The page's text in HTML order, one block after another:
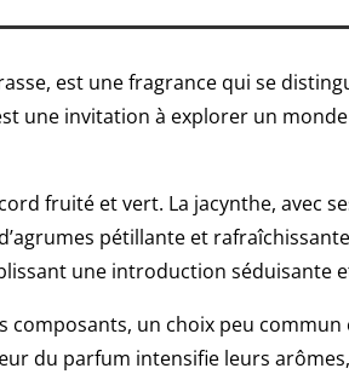
est une fragrance qui se
une invitation à explorer un
fruité et vert. La jacynthe, avec
pétillante et
une introduction séduisante
un choix peu
du parfum intensifie leurs